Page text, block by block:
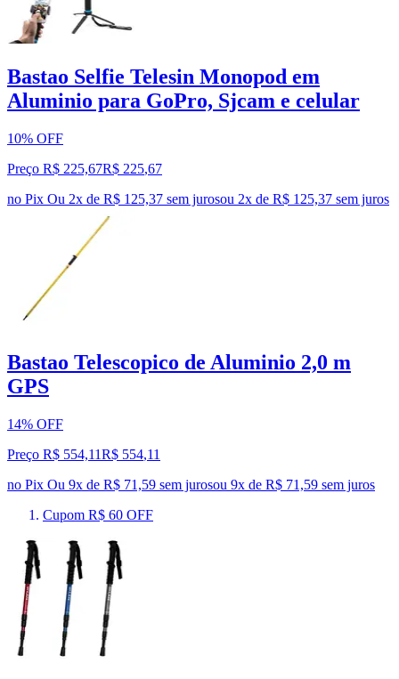
Bastao Selfie Telesin Monopod em
Aluminio para GoPro, Sjcam e celular
10% OFF
Preço R$ 225,67R$ 225,67
no Pix Ou 2x de R$ 125,37 sem jurosou 2x de R$ 125,37 sem juros
Bastao Telescopico de Aluminio 2,0 m
GPS
14% OFF
Preço R$ 554,11R$ 554,11
no Pix Ou 9x de R$ 71,59 sem jurosou 9x de R$ 71,59 sem juros
Cupom R$ 60 OFF